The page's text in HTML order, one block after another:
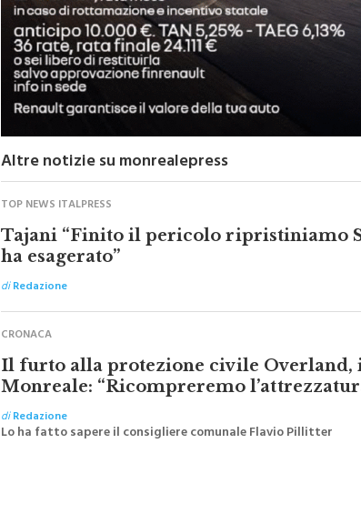
Altre notizie su monrealepress
Tajani “Finito il pericolo ripristiniamo
ha esagerato”
Il furto alla protezione civile Overland,
Monreale: “Ricompreremo
diRedazione
Lo ha fatto sapere il consigliere comunale Flavio Pillitter